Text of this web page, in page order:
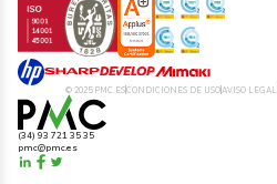
© 2025 PMC.ESCONDICIONES DE USO AVISO LEGAL
(34) 93 721 35 35
pmc@pmc.es